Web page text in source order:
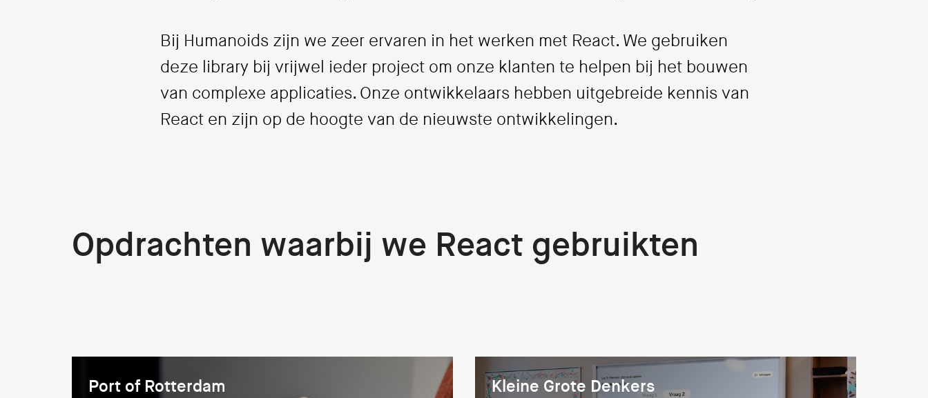
Bij Humanoids zijn we zeer ervaren in het werken met React. We gebruiken
deze library bij vrijwel ieder project om onze klanten te helpen bij het bouwen
van complexe applicaties. Onze ontwikkelaars hebben uitgebreide kennis van
React en zijn op de hoogte van de nieuwste ontwikkelingen.
Opdrachten waarbij we React gebruikten
Port of Rotterdam Kleine Grote Denkers